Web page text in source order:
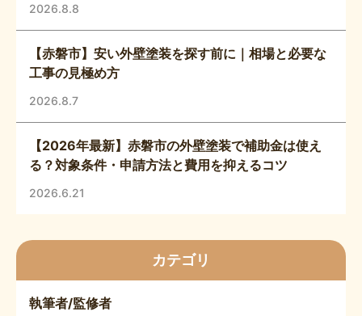
2026.8.8
【赤磐市】安い外壁塗装を探す前に｜相場と必要な
工事の見極め方
2026.8.7
【2026年最新】赤磐市の外壁塗装で補助金は使え
る？対象条件・申請方法と費用を抑えるコツ
2026.6.21
カテゴリ
執筆者/監修者